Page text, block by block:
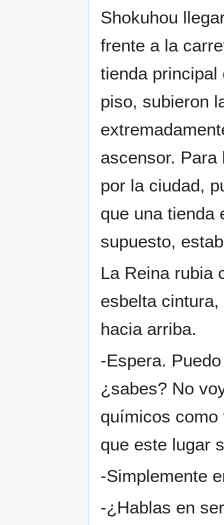
Shokuhou
frente a la
tienda principal
piso, subieron
ascensor.
por la ciudad,
que una tienda
supuesto,
La Reina rubia
esbelta
hacia arriba.
-Espera.
¿sabes? No
químicos como
que este lugar
-Simplemente
-¿Hablas en